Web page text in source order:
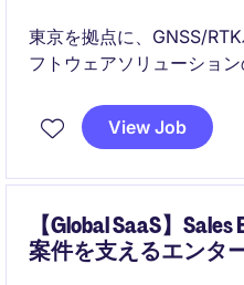
東京を拠点に、GNSS/
フトウェアソリューショ
パートナー連携、ソリュ
量・建設・インフラ・農
View Job
【Global SaaS】
案件を支えるエンタ